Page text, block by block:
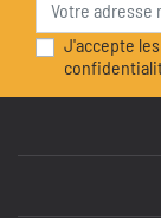
J'accepte